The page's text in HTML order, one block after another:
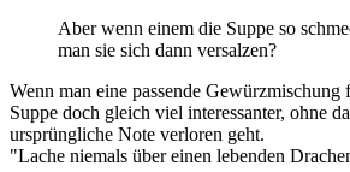
Aber wenn einem die Suppe so
man sie sich dann versalzen?
Wenn man eine passende Gewürzmischung
Suppe doch gleich viel interessanter, ohne
ursprüngliche Note verloren geht.
"Lache niemals über einen lebenden